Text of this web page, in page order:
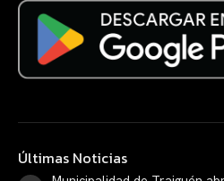
Últimas Noticias